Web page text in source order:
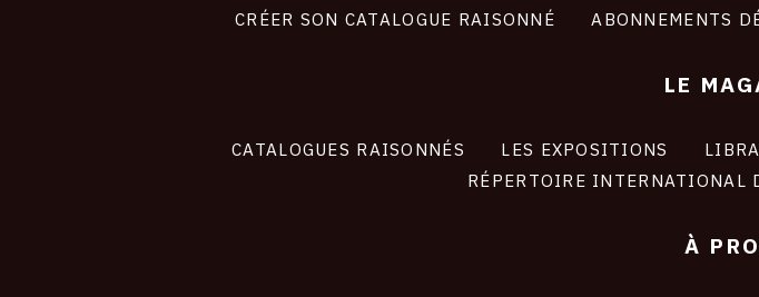
CRÉER SON CATALOGUE RAISONNÉ ABONNEMENTS
LE
CATALOGUES RAISONNÉS LES EXPOSITIONS
RÉPERTOIRE INTERNATIONAL
À